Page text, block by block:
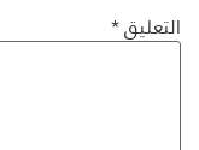
التعليق*